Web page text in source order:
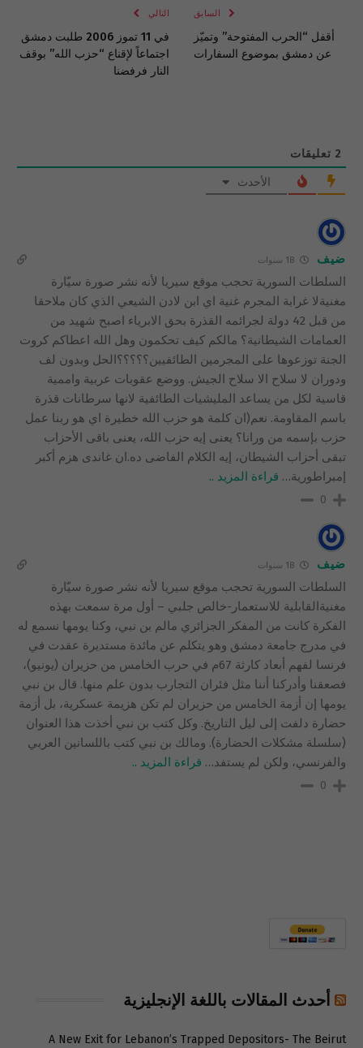
السابق
أقفل “الحرب المفتوحة” وتميّز
عن دمشق بموضوع السفارات
التالي
في 11 تموز 2006 طلبت دمشق
اجتماعاً لإقناع “حزب الله” بوقف
النار فرفضنا
2 تعليقات
الأحدث
ضيف 18 سنوات
السلطات السورية تحجب موقع سيريا لأنه نشر صورة سيّارة
مغنيةلا غرابة المجرم غنية اي ابن لادن الشيعي الذي كان ملاحقا
من قبل 42 دولة لجرائمه القذرة بحق الابرياء اصبح شهيد من
العمامات الشيطانية؟ مالكم كيف تحكمون وهل الله اعطاكم كروت
الجنة توزعوها على المجرمين الطائفيين؟؟؟؟؟الحل وبدون لف
ودوران لا سلاح الا سلاح الجيش. ووضع عقوبات عربية واممية
قاسية لكل من يساعد المليشيات الطائفية لانها سرطانات قذرة
باسم المقاومة. نعم(ان كلمة هو حزب الله خطيرة اي هو ربنا عمل
حزب بإسمه من ورانا؟ يعنى إيه حزب الله، يعنى باقى الأحزاب
تبقى أحزاب الشيطان، إيه الكلام الفاضى ده.ان غاندى هزم أكبر
إمبراطورية… قراءة المزيد ..
0
ضيف 18 سنوات
السلطات السورية تحجب موقع سيريا لأنه نشر صورة سيّارة
مغنيةالقابلية للاستعمار-خالص جلبي – أول مرة سمعت بهذه
الفكرة كانت من المفكر الجزائري مالم بن نبي، وكنا يومها نسمع له
في مدرج جامعة دمشق وهو يتكلم عن مائدة مستديرة عقدت في
فرنسا لفهم أبعاد كارثة 67م في حرب الخامس من حزيران (يونيو)،
فصعقنا وأدركنا أننا مثل فئران التجارب بدون علم منها. قال بن نبي
يومها إن أزمة الخامس من حزيران لم تكن هزيمة عسكرية، بل أزمة
حضارة دلفت إلى ليل التاريخ. وكل كتب بن نبي أخذت هذا العنوان
(سلسلة مشكلات الحضارة). ومالك بن نبي كتب باللسانين العربي
والفرنسي، ولكن لم يستفد… قراءة المزيد ..
0
أحدث المقالات باللغة الإنجليزية
A New Exit for Lebanon’s Trapped Depositors- The Beirut